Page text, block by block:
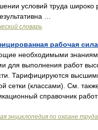
условий труда широко
…
словарь
рабочая сила
необходимыми
для выполнения работ
Тарифицируются
сетки (классами). См.
справочник
энциклопедия по охране труда